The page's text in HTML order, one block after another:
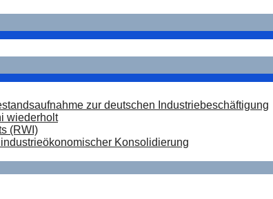
zur deutschen Industriebeschäftigung
wiederholt
(RWI)
Konsolidierung